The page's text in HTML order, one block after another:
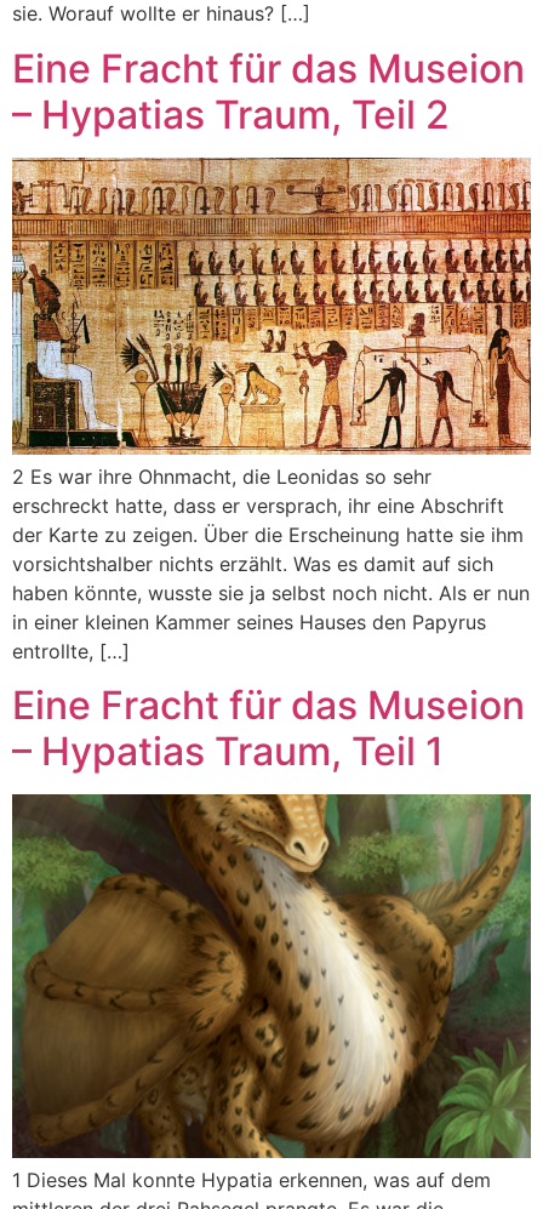
sie. Worauf wollte er hinaus? […]
Eine Fracht für das Museion
– Hypatias Traum, Teil 2
2 Es war ihre Ohnmacht, die Leonidas so sehr
erschreckt hatte, dass er versprach, ihr eine Abschrift
der Karte zu zeigen. Über die Erscheinung hatte sie ihm
vorsichtshalber nichts erzählt. Was es damit auf sich
haben könnte, wusste sie ja selbst noch nicht. Als er nun
in einer kleinen Kammer seines Hauses den Papyrus
entrollte, […]
Eine Fracht für das Museion
– Hypatias Traum, Teil 1
1 Dieses Mal konnte Hypatia erkennen, was auf dem